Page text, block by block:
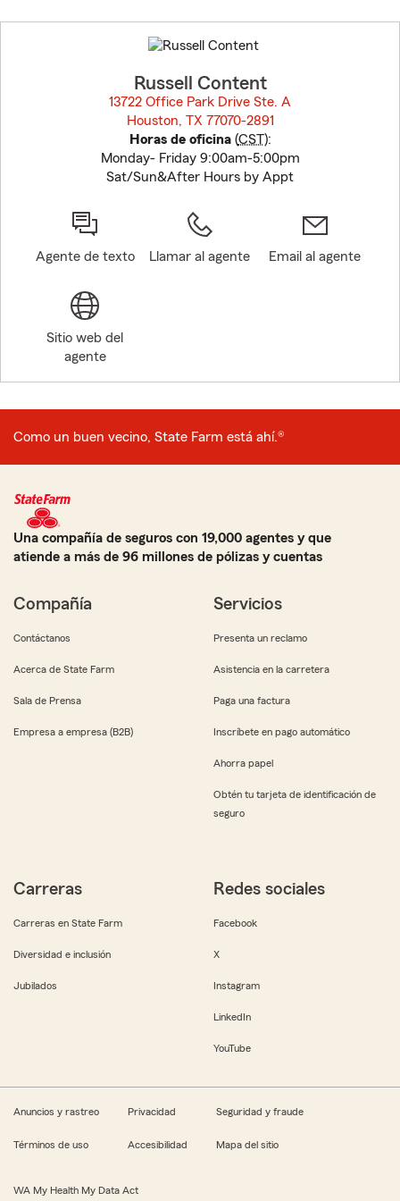
to
before
Russell Content
13722 Office Park Drive Ste. A
Houston, TX 77070-2891
Horas de oficina(CST):
Monday- Friday 9:00am-5:00pm
Sat/Sun&After Hours by Appt
Agente de texto Llamar al agente Email al agente
Sitio web del
agente
Como un buen vecino, State Farm está ahí.®
Una compañía de seguros con 19,000 agentes y que
atiende a más de 96 millones de pólizas y cuentas
Compañía
Contáctanos
Acerca de State Farm
Sala de Prensa
Empresa a empresa (B2B)
Servicios
Presenta un reclamo
Asistencia en la carretera
Paga una factura
Inscríbete en pago automático
Ahorra papel
Obtén tu tarjeta de identificación de
seguro
Carreras
Carreras en State Farm
Diversidad e inclusión
Jubilados
Redes sociales
Facebook
X
Instagram
LinkedIn
YouTube
Anuncios y rastreo Privacidad Seguridad y fraude
Términos de uso Accesibilidad Mapa del sitio
WA My Health My Data Act